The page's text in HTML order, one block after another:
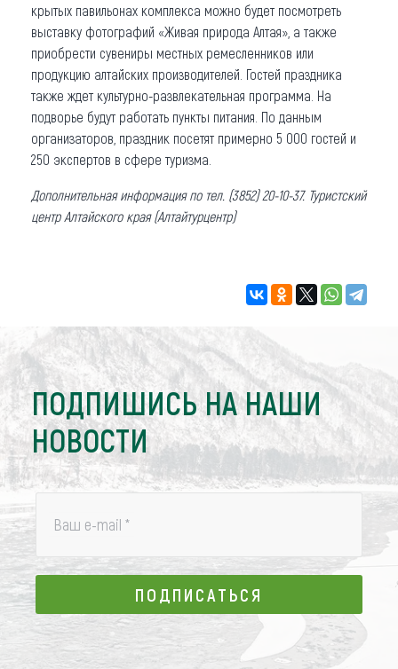
крытых павильонах комплекса можно будет посмотреть
выставку фотографий «Живая природа Алтая», а также
приобрести сувениры местных ремесленников или
продукцию алтайских производителей. Гостей праздника
также ждет культурно-развлекательная программа. На
подворье будут работать пункты питания. По данным
организаторов, праздник посетят примерно 5 000 гостей и
250 экспертов в сфере туризма.
Дополнительная информация по тел. (3852) 20-10-37. Туристский
центр Алтайского края (Алтайтурцентр)
ПОДПИШИСЬ НА НАШИ
НОВОСТИ
Ваш e-mail *
ПОДПИСАТЬСЯ
ПОДПИСАТЬСЯ